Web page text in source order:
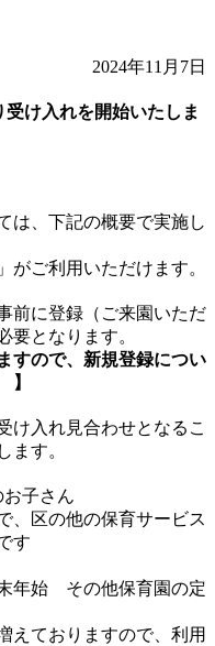
2024年11月7日
け入れを開始いたしま
は、下記の概要で実施し
ご利用いただけます。
前に登録（ご来園いただ
要となります。
すので、新規登録につい
】
け入れ見合わせとなるこ
ます。
お子さん
他の保育サービス
す
年始 その他保育園の定
おりますので、利用